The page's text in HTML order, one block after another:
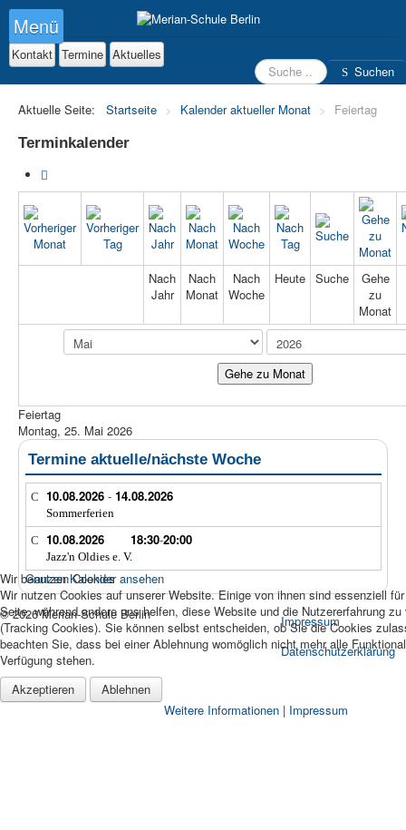
Suchen Suchen
Kontakt Termine Aktuelles
Menü
Aktuelle Seite: Startseite > Kalender aktueller Monat >
Feiertag
Terminkalender
Nach
Jahr
Nach
Monat
Nach
Woche
Heute Suche
Gehe
zu
Monat
Gehe zu Monat
Feiertag
Montag, 25. Mai 2026
Termine aktuelle/nächste Woche
10.08.2026- 14.08.2026
Sommerferien
10.08.2026 18:30-20:00
Jazz'n Oldies e. V.
Ganzen Kalender ansehen
Impressum
Datenschutzerklärung
© 2026 Merian-Schule Berlin
Wir benutzen Cookies
Wir nutzen Cookies auf unserer Website. Einige von ihnen sind essenziell
Seite, während andere uns helfen, diese Website und die Nutzererfahrung zu
(Tracking Cookies). Sie können selbst entscheiden, ob Sie die Cookies
beachten Sie, dass bei einer Ablehnung womöglich nicht mehr alle
Verfügung stehen.
Akzeptieren
Ablehnen
Weitere Informationen| Impressum